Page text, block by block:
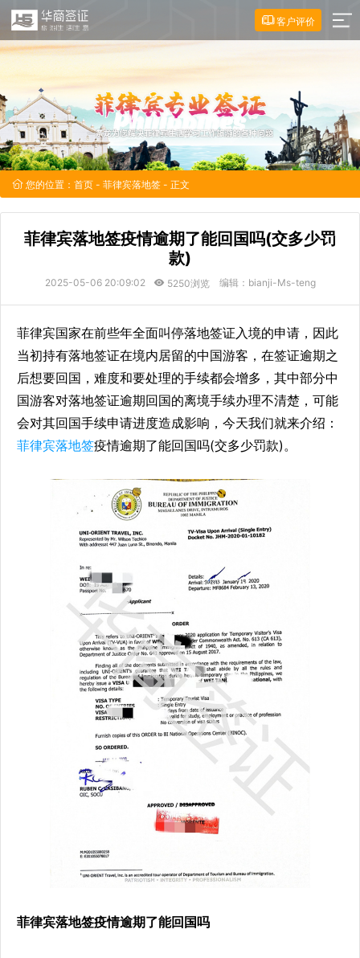
客户评价
您的位置： 首页 - 菲律宾落地签 - 正文
菲律宾落地签疫情逾期了能回国吗(交多少罚
款)
2025-05-06 20:09:02 5250浏览 编辑：bianji-Ms-teng
菲律宾国家在前些年全面叫停落地签证入境的申请，因此
当初持有落地签证在境内居留的中国游客，在签证逾期之
后想要回国，难度和要处理的手续都会增多，其中部分中
国游客对落地签证逾期回国的离境手续办理不清楚，可能
会对其回国手续申请进度造成影响，今天我们就来介绍：
菲律宾落地签疫情逾期了能回国吗(交多少罚款)。
菲律宾落地签疫情逾期了能回国吗